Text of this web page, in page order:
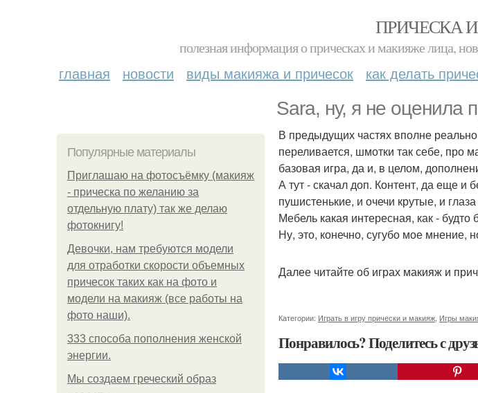
ПРИЧЕСКА
полезная информация о прическах и макияже лица,
главная новости виды макияжа и причесок как делать
Sara, ну, я не оценила
Популярные материалы
Приглашаю на фотосъёмку (макияж
- прическа по желанию за
отдельную плату) так же делаю
фотокнигу!
Девочки, нам требуются модели
для отработки скорости объемных
причесок таких как на фото и
модели на макияж (все работы на
фото наши).
333 способа пополнения женской
энергии.
Мы создаем греческий образ
В предыдущих частях вполне
переливается, шмотки так себе, про
базовая игра, да и, в целом,
А тут - скачал доп. Контент, да еще и
пушистенькие, и очечи крутые, и
Мебель какая интересная, как -
Ну, это, конечно, сугубо мое мнение,
Далее читайте об играх макияж и
Категории: Играть в игру прически и макияж Игры
Понравилось? Поделитесь с